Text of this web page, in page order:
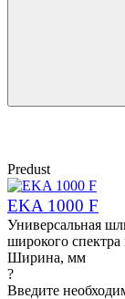
Predust
EKA 1000 F
Универсальная
широкого
Ширина, мм
?
Введите